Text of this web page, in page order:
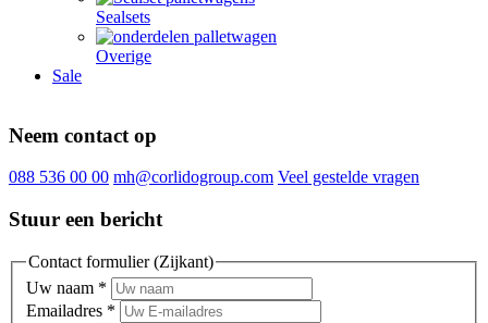
Sealsets
Overige
Sale
Neem contact op
088 536 00 00 mh@corlidogroup.com Veel gestelde vragen
Stuur een bericht
Contact formulier (Zijkant)
Uw naam *
Emailadres *